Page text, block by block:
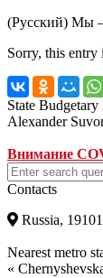
(Русский) Мы
Sorry, this entry
State
Alexander
Внимание
Contacts
Russia,
Nearest metro
«